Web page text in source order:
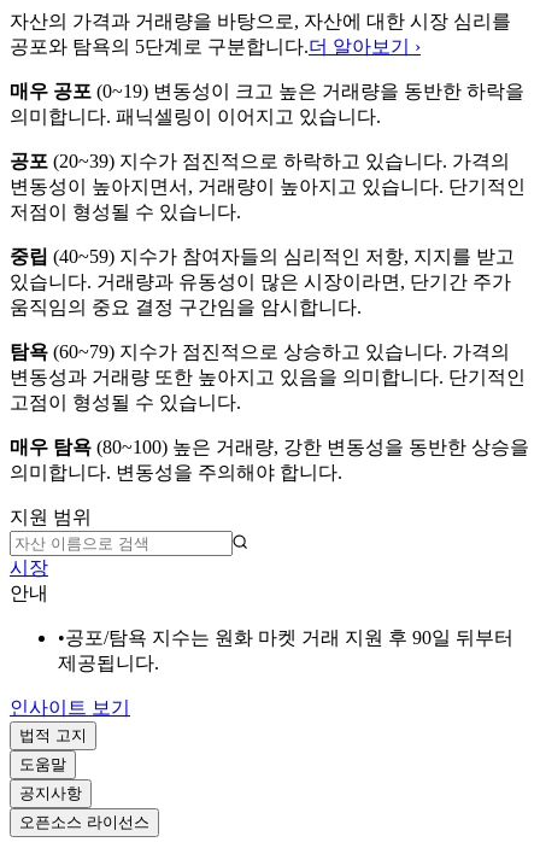
자산의 가격과 거래량을 바탕으로, 자산에 대한 시장 심리를
공포와 탐욕의 5단계로 구분합니다.더 알아보기 ›
매우 공포 (0~19) 변동성이 크고 높은 거래량을 동반한 하락을
의미합니다. 패닉셀링이 이어지고 있습니다.
공포 (20~39) 지수가 점진적으로 하락하고 있습니다. 가격의
변동성이 높아지면서, 거래량이 높아지고 있습니다. 단기적인
저점이 형성될 수 있습니다.
중립 (40~59) 지수가 참여자들의 심리적인 저항, 지지를 받고
있습니다. 거래량과 유동성이 많은 시장이라면, 단기간 주가
움직임의 중요 결정 구간임을 암시합니다.
탐욕 (60~79) 지수가 점진적으로 상승하고 있습니다. 가격의
변동성과 거래량 또한 높아지고 있음을 의미합니다. 단기적인
고점이 형성될 수 있습니다.
매우 탐욕 (80~100) 높은 거래량, 강한 변동성을 동반한 상승을
의미합니다. 변동성을 주의해야 합니다.
지원 범위
시장
안내
•공포/탐욕 지수는 원화 마켓 거래 지원 후 90일 뒤부터
제공됩니다.
인사이트 보기
법적 고지
도움말
공지사항
오픈소스 라이선스